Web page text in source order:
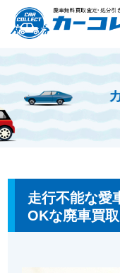
ホーム カーコレブ
走行不能な愛
OKな廃車買取